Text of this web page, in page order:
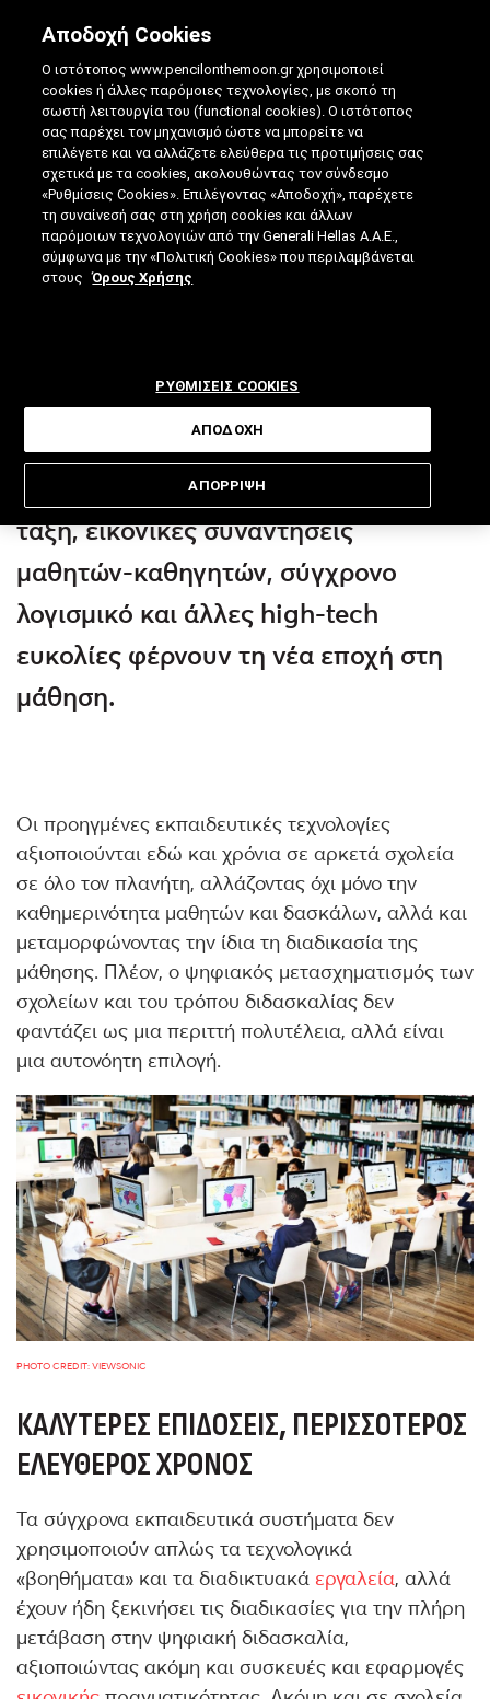
ΨΗΦΙΑΚΉ ΤΆΞΗ: Η ΕΠΌΜΕΝΗ ΜΈΡΑ ΤΟΥ
ΜΑΘΉΜΑΤΟΣ ΞΕΚΊΝΗΣΕ
08.10.2019|4 ΛΕΠΤΑ ΑΝΑΓΝΩΣΗΣ|
ΑΠΟ: ΓΙΆΝΝΗΣ ΓΟΡΑΝΊΤΗΣ
Διαδραστικοί πίνακες, tablets στην
τάξη, εικονικές συναντήσεις
μαθητών-καθηγητών, σύγχρονο
λογισμικό και άλλες high-tech
ευκολίες φέρνουν τη νέα εποχή στη
μάθηση.
Οι προηγμένες εκπαιδευτικές τεχνολογίες
αξιοποιούνται εδώ και χρόνια σε αρκετά σχολεία
σε όλο τον πλανήτη, αλλάζοντας όχι μόνο την
καθημερινότητα μαθητών και δασκάλων, αλλά και
μεταμορφώνοντας την ίδια τη διαδικασία της
μάθησης. Πλέον, ο ψηφιακός μετασχηματισμός των
σχολείων και του τρόπου διδασκαλίας δεν
φαντάζει ως μια περιττή πολυτέλεια, αλλά είναι
μια αυτονόητη επιλογή.
PHOTO CREDIT: VIEWSONIC
ΚΑΛΎΤΕΡΕΣ ΕΠΙΔΌΣΕΙΣ, ΠΕΡΙΣΣΌΤΕΡΟΣ
ΕΛΕΎΘΕΡΟΣ ΧΡΌΝΟΣ
Τα σύγχρονα εκπαιδευτικά συστήματα δεν
χρησιμοποιούν απλώς τα τεχνολογικά
«βοηθήματα» και τα διαδικτυακά εργαλεία, αλλά
έχουν ήδη ξεκινήσει τις διαδικασίες για την πλήρη
μετάβαση στην ψηφιακή διδασκαλία,
αξιοποιώντας ακόμη και συσκευές και εφαρμογές
Αποδοχή Cookies
Ο ιστότοπος www.pencilonthemoon.gr χρησιμοποιεί
cookies ή άλλες παρόμοιες τεχνολογίες, με σκοπό τη
σωστή λειτουργία του (functional cookies). Ο ιστότοπος
σας παρέχει τον μηχανισμό ώστε να μπορείτε να
επιλέγετε και να αλλάζετε ελεύθερα τις προτιμήσεις σας
σχετικά με τα cookies, ακολουθώντας τον σύνδεσμο
«Ρυθμίσεις Cookies». Επιλέγοντας «Αποδοχή», παρέχετε
τη συναίνεσή σας στη χρήση cookies και άλλων
παρόμοιων τεχνολογιών από την Generali Hellas A.A.E.,
σύμφωνα με την «Πολιτική Cookies» που περιλαμβάνεται
στους
Όρους Χρήσης
ΡΥΘΜΙΣΕΙΣ COOKIES
ΑΠΟΡΡΙΨΗ
ΑΠΟΔΟΧΗ